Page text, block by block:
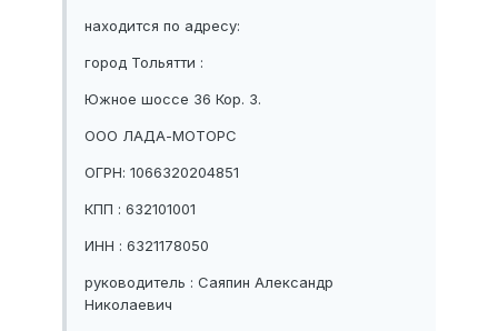
находится по адресу:
город Тольятти :
Южное шоссе 36 Кор. 3.
ООО ЛАДА-МОТОРС
ОГРН: 1066320204851
КПП : 632101001
ИНН : 6321178050
руководитель : Саяпин Александр
Николаевич